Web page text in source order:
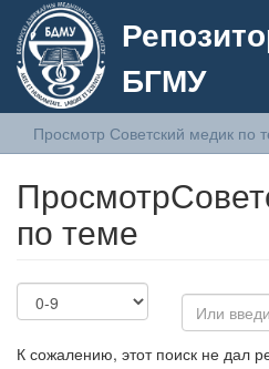
БГМУ
Просмотр Советский медик по
по теме
К сожалению, этот поиск не дал